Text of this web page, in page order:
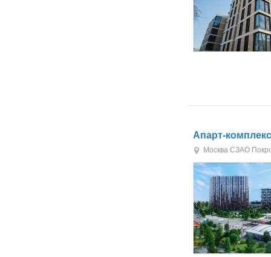
Апарт-
Москва СЗАО